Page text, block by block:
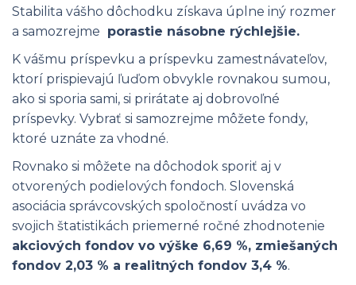
Stabilita vášho dôchodku získava úplne iný rozmer
a samozrejme porastie násobne rýchlejšie.
K vášmu príspevku a príspevku zamestnávateľov,
ktorí prispievajú ľuďom obvykle rovnakou sumou,
ako si sporia sami, si prirátate aj dobrovoľné
príspevky. Vybrať si samozrejme môžete fondy,
ktoré uznáte za vhodné.
Rovnako si môžete na dôchodok sporiť aj v
otvorených podielových fondoch. Slovenská
asociácia správcovských spoločností uvádza vo
svojich štatistikách priemerné ročné zhodnotenie
akciových fondov vo výške 6,69 %, zmiešaných
fondov 2,03 % a realitných fondov 3,4 %.